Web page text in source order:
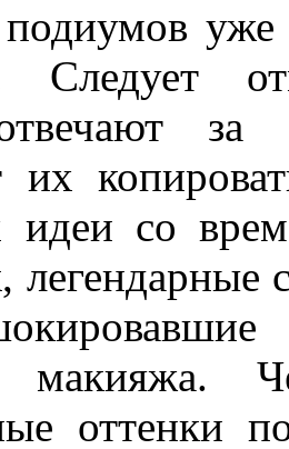
уже
Следует
их
идеи со
легендарные
оттенки